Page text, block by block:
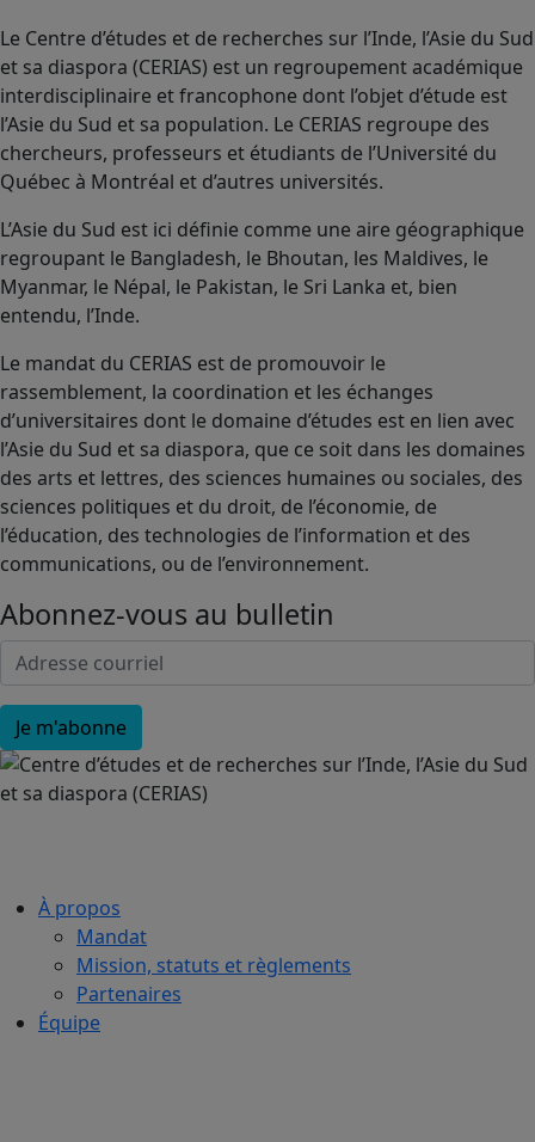
Le Centre d’études et de recherches sur l’Inde, l’Asie du Sud
et sa diaspora (CERIAS) est un regroupement académique
interdisciplinaire et francophone dont l’objet d’étude est
l’Asie du Sud et sa population. Le CERIAS regroupe des
chercheurs, professeurs et étudiants de l’Université du
Québec à Montréal et d’autres universités.
L’Asie du Sud est ici définie comme une aire géographique
regroupant le Bangladesh, le Bhoutan, les Maldives, le
Myanmar, le Népal, le Pakistan, le Sri Lanka et, bien
entendu, l’Inde.
Le mandat du CERIAS est de promouvoir le
rassemblement, la coordination et les échanges
d’universitaires dont le domaine d’études est en lien avec
l’Asie du Sud et sa diaspora, que ce soit dans les domaines
des arts et lettres, des sciences humaines ou sociales, des
sciences politiques et du droit, de l’économie, de
l’éducation, des technologies de l’information et des
communications, ou de l’environnement.
Abonnez-vous au bulletin
À propos
Mandat
Mission, statuts et règlements
Partenaires
Équipe